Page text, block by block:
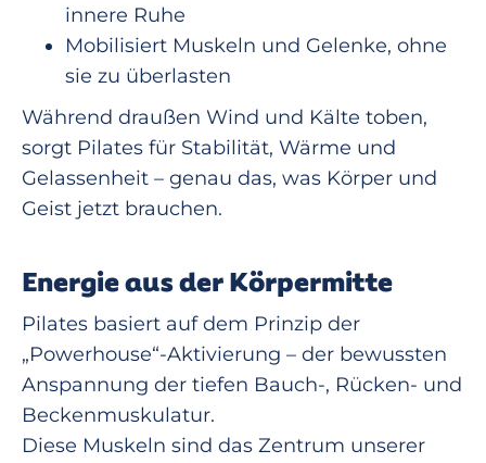
innere Ruhe
Mobilisiert Muskeln und Gelenke, ohne
sie zu überlasten
Während draußen Wind und Kälte toben,
sorgt Pilates für Stabilität, Wärme und
Gelassenheit – genau das, was Körper und
Geist jetzt brauchen.
Energie aus der Körpermitte
Pilates basiert auf dem Prinzip der
„Powerhouse“-Aktivierung – der bewussten
Anspannung der tiefen Bauch-, Rücken- und
Beckenmuskulatur.
Diese Muskeln sind das Zentrum unserer